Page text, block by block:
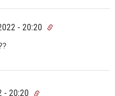
- 20:20
- 20:20